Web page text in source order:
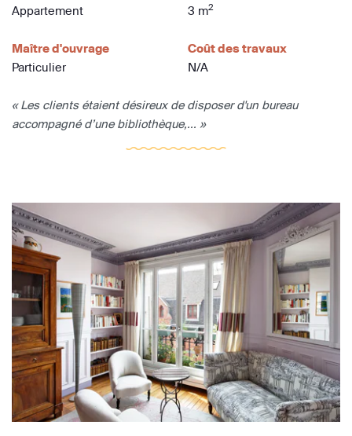
Appartement
3 m2
Maître d'ouvrage
Particulier
Coût des travaux
N/A
« Les clients étaient désireux de disposer d'un bureau
accompagné d’une bibliothèque,... »